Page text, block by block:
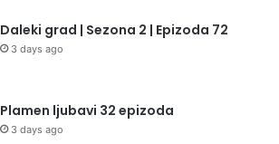
Daleki grad | Sezona 2 | Epizoda 72
3 days ago
Plamen ljubavi 32 epizoda
3 days ago